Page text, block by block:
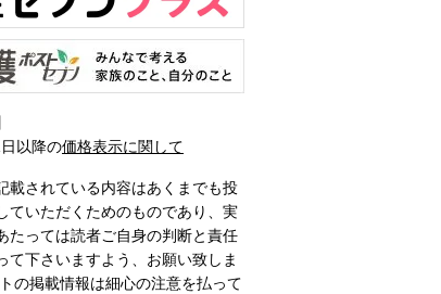
以降の価格表示に関して
載されている内容はあくまでも投
ていただくためのものであり、実
たっては読者ご自身の判断と責任
て下さいますよう、お願い致しま
の掲載情報は細心の注意を払って